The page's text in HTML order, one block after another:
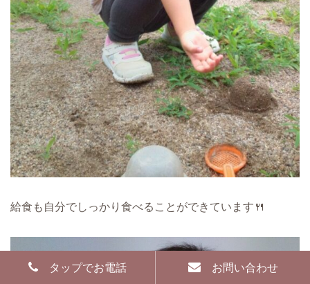
給食も自分でしっかり食べることができています🍴
タップでお電話 お問い合わせ